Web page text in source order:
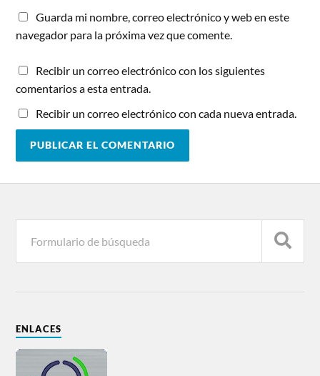
Guarda mi nombre, correo electrónico y web en este
navegador para la próxima vez que comente.
Recibir un correo electrónico con los siguientes
comentarios a esta entrada.
Recibir un correo electrónico con cada nueva entrada.
ENLACES